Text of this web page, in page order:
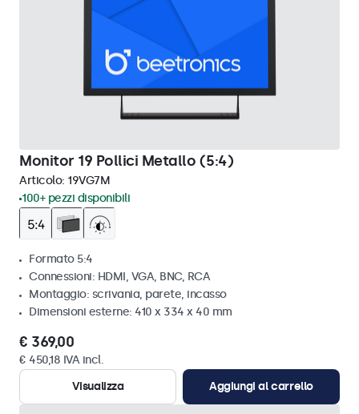
Monitor 19 Pollici Metallo (5:4)
Articolo: 19VG7M
100+ pezzi disponibili
Formato 5:4
Connessioni: HDMI, VGA, BNC, RCA
Montaggio: scrivania, parete, incasso
Dimensioni esterne: 410 x 334 x 40 mm
€ 369,00
€ 450,18 IVA incl.
Visualizza
Aggiungi al carrello